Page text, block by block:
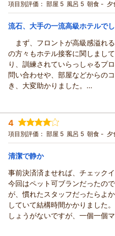
フロント 神田
宿泊価格帯： 7,001～8,000円(大人一
アパホテル＆リゾート〈東京ベイ幕
この度はアパホテル＆リゾー
だきまして誠にありがとうござ
数あるホテルの中から当館を
とうございます。
お客様のおっしゃる通り、当ホ
6月に客室をリニューアルして
お部屋でお過ごしすることが
の際はリニューアルされたお
色をお楽しみくださいませ。
しかしながら、エレベーターに
しまい申し訳ございません。
に努めてまいります。
同、心よりお待ち申し上げてお
フロント 児嶋
項目別評価： 部屋 5 風呂 5 朝食 - 夕
流石、大手の一流高級ホテルでし
まず、フロントが高級感溢れ
の方々もホテル接客に関しまし
り、訓練されていらっしゃるプ
問い合わせや、部屋などからの
き、大変助かりました。
わたくしは観光のため宿泊し
向けの接客でしたので、その点
温泉が魅力的でした。一流高
でもリピートしたいと思いまし
ティも豊富でした。
や景色、夜景は絶景スポットで魅
一泊だともったいないくらいで
食、夕食など堪能していきたい
人生でとても良い思い出の一
宿泊時期： 2026年07月宿泊 (一人旅)
投稿者： さっちゃんさん
宿泊プラン： 【じゃらんスペシャルウ
※リクエスト不可
その他 食事なし
宿泊価格帯：
アパホテル＆リゾート〈東京ベイ幕
この度はアパホテル＆リゾー
だきまして、誠にありがとうご
フロントの構造とスタッフの対
葉をいただけましたようで光栄
今後とも皆様にご満足いただ
4
項目別評価： 部屋 5 風呂 5 朝食 - 夕
清潔で静か
事前決済済ませれば、チェック
今回はペット可ブランだったの
が、慣れたスタッフだったらよ
していて結構時間かかりました。
しょうがないですが、一個一個